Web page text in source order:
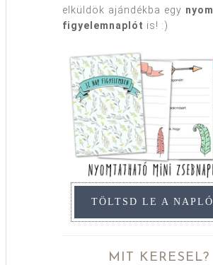
elküldök ajándékba egy
figyelemnaplót is! :)
TÖLTSD LE A
MIT KERESEL?